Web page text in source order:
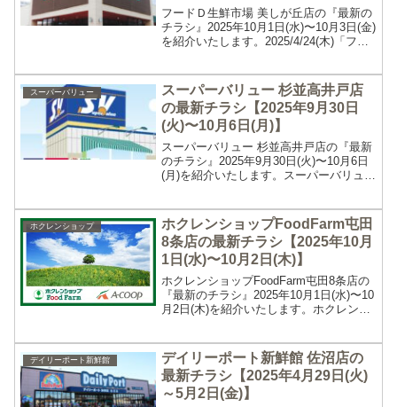
フードＤ生鮮市場 美しが丘店の『最新の
チラシ』2025年10月1日(水)〜10月3日(金)
を紹介いたします。2025/4/24(木)「フー
た。フードＤ生鮮市場...
スーパーバリュー
スーパーバリュー 杉並高井戸店
の最新チラシ【2025年9月30日
(火)〜10月6日(月)】
スーパーバリュー 杉並高井戸店の『最新
のチラシ』2025年9月30日(火)〜10月6日
(月)を紹介いたします。スーパーバリュー
2025年9月30日(火)〜10月6日...
ホクレンショップ
ホクレンショップFoodFarm屯田
8条店の最新チラシ【2025年10月
1日(水)〜10月2日(木)】
ホクレンショップFoodFarm屯田8条店の
『最新のチラシ』2025年10月1日(水)〜10
月2日(木)を紹介いたします。ホクレンシ
最新のチラシ期間は2...
デイリーポート新鮮館
デイリーポート新鮮館 佐沼店の
最新チラシ【2025年4月29日(火)
～5月2日(金)】